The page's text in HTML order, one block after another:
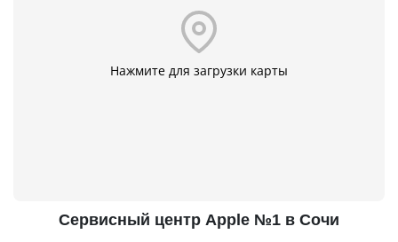
Нажмите для загрузки карты
Сервисный центр Apple №1 в Сочи